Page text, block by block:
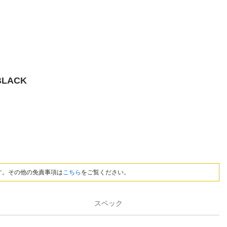
その他の免責事項はこちら をご覧ください。
スペック